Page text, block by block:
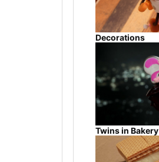
Decorations
Twins in Bakery